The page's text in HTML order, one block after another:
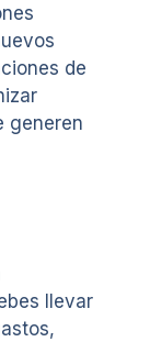
de
generen
llevar